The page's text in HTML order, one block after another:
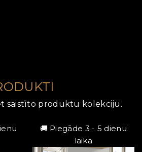
saistīto produktu kolekciju.
🚚 Piegāde 3 - 5 dienu
laikā